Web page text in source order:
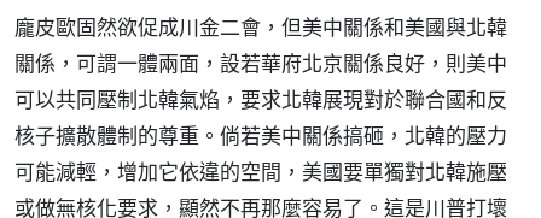
龐皮歐固然欲促成川金二會，但美中關係和美國與北韓
關係，可謂一體兩面，設若華府北京關係良好，則美中
可以共同壓制北韓氣焰，要求北韓展現對於聯合國和反
核子擴散體制的尊重。倘若美中關係搞砸，北韓的壓力
可能減輕，增加它依違的空間，美國要單獨對北韓施壓
或做無核化要求，顯然不再那麼容易了。這是川普打壞